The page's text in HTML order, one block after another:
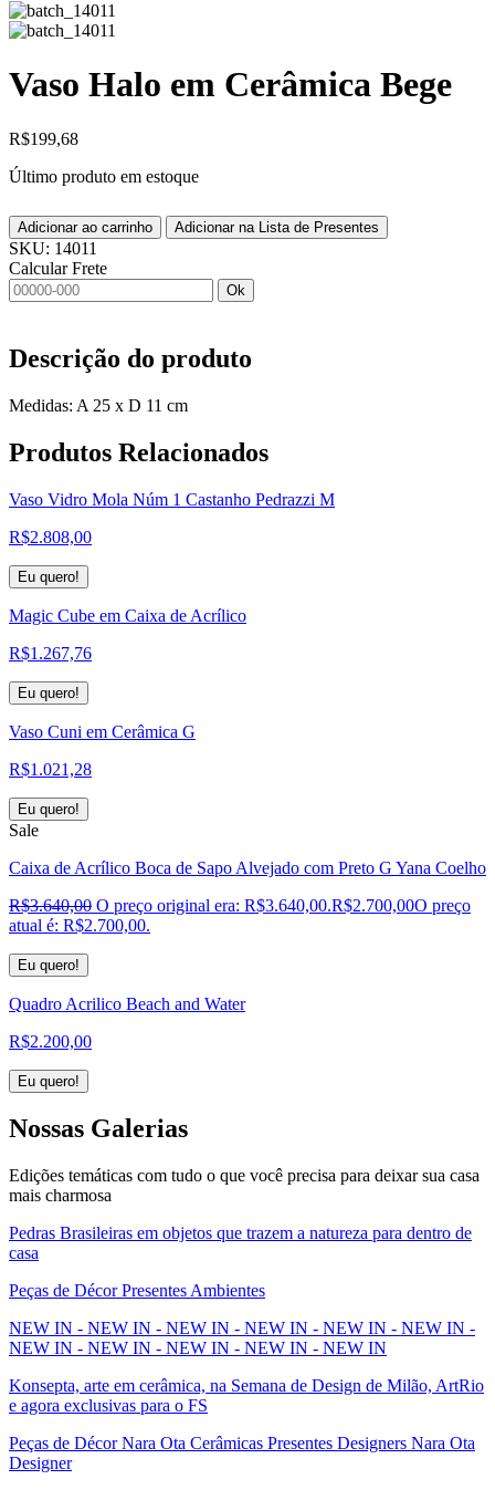
Vaso Halo em Cerâmica Bege
R$199,68
Último produto em estoque
Adicionar ao carrinho Adicionar na Lista de Presentes
SKU: 14011
Calcular Frete
Ok
Descrição do produto
Medidas: A 25 x D 11 cm
Produtos Relacionados
Vaso Vidro Mola Núm 1 Castanho Pedrazzi M
R$2.808,00
Eu quero!
Magic Cube em Caixa de Acrílico
R$1.267,76
Eu quero!
Vaso Cuni em Cerâmica G
R$1.021,28
Eu quero!
Sale
Caixa de Acrílico Boca de Sapo Alvejado com Preto G Yana Coelho
R$3.640,00 O preço original era: R$3.640,00.R$2.700,00O preço
atual é: R$2.700,00.
Eu quero!
Quadro Acrilico Beach and Water
R$2.200,00
Eu quero!
Nossas Galerias
Edições temáticas com tudo o que você precisa para deixar sua casa
mais charmosa
Pedras Brasileiras em objetos que trazem a natureza para dentro de
casa
Peças de Décor Presentes Ambientes
NEW IN - NEW IN - NEW IN - NEW IN - NEW IN - NEW IN -
NEW IN - NEW IN - NEW IN - NEW IN - NEW IN
Konsepta, arte em cerâmica, na Semana de Design de Milão, ArtRio
e agora exclusivas para o FS
Peças de Décor Nara Ota Cerâmicas Presentes Designers Nara Ota
Designer